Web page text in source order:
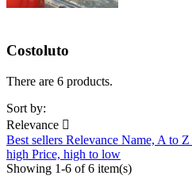
Costoluto
There are 6 products.
Sort by:
Relevance 
Best sellers Relevance Name, A to Z
high Price, high to low
Showing 1-6 of 6 item(s)